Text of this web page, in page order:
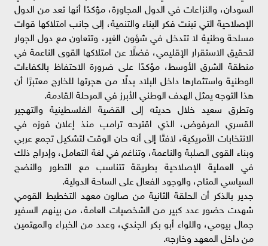
السودان، والنزاعات في الدول المجاورة، مؤكدًا أنها تعد من الدول
الإصلاحية التي تبنت فكر البناء والتنمية، إلى جانب امتلاكها قوات
مسلحة وطنية لا تتدخل في شؤون الغير، وتتعاون مع دول الجوار
لتحقيق الاستقرار الإقليمي، فضلًا عن امتلاكها القوى الناعمة في
منطقة الشرق الأوسط، مؤكدًا على ضرورة الاحتفاظ بالكفاءات
الوطنية واستثمارها داخل البلاد بدلًا من هجرتها للخارج معتبرًا أن
هذا التوجه يمثل الهدف الوطني الأبرز في المرحلة القادمة.
وتطرق سعيد خلال حديثه إلى القضية الفلسطينية والتهجير
القسري المرفوض، الذي اقترحه ترامب منذ إعلان فوزه في
الانتخابات الأمريكية، لافتًا إلى أنه حان الوقت لتشكيل تجمع عربي
وبناء القوى الصلبة والناعمة، وتناغم في لغة التعامل، وإدراج ذلك
في العملية الإصلاحية بطريقة تتناسب مع التطور والنضج
السياسي المتاح، والوجود الفعال على الساحة الدولية.
جدير بالذكر أن الحلقة الثانية من صالون معهد التخطيط القومي
شهدت حضور عدد كبير من الشخصيات العامة، من بينهم السفير
جمال بيومي، واللواء أبو بكر الجندي، وعدد من الخبراء والمهتمين
من داخل المعهد وخارجه.